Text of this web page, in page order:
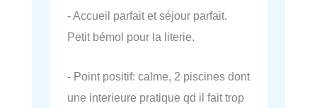
- Accueil parfait et séjour parfait.
Petit bémol pour la literie.
- Point positif: calme, 2 piscines dont
une interieure pratique qd il fait trop